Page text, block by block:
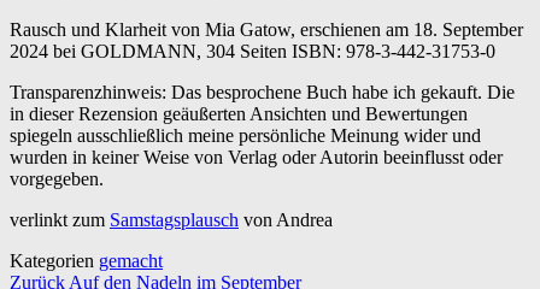
Rausch und Klarheit von Mia Gatow, erschienen am 18. September
2024 bei GOLDMANN, 304 Seiten ISBN: 978-3-442-31753-0
Transparenzhinweis: Das besprochene Buch habe ich gekauft. Die
in dieser Rezension geäußerten Ansichten und Bewertungen
spiegeln ausschließlich meine persönliche Meinung wider und
wurden in keiner Weise von Verlag oder Autorin beeinflusst oder
vorgegeben.
verlinkt zum Samstagsplausch von Andrea
Kategorien gemacht
Zurück Auf den Nadeln im September